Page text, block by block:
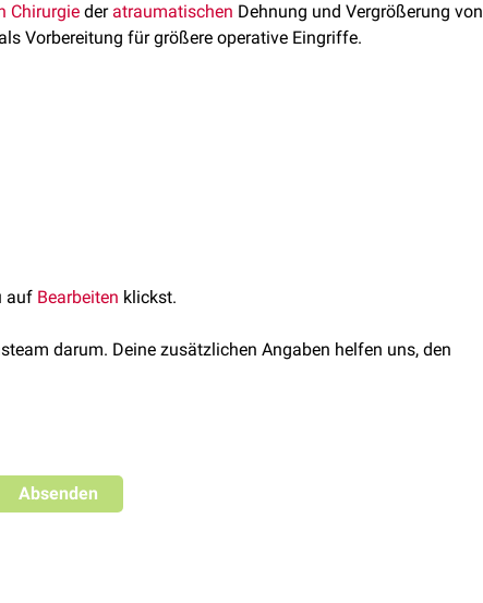
Chirurgie der atraumatischen Dehnung und Vergrößerung von
Vorbereitung für größere operative Eingriffe.
es zur mechanischen Beanspruchung und partiell zur
alloplastische Materialien und Implantate
auf Bearbeiten klickst.
darum. Deine zusätzlichen Angaben helfen uns, den
Absenden